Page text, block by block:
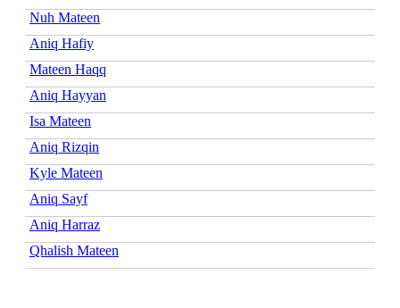
Nuh Mateen
Aniq Hafiy
Mateen Haqq
Aniq Hayyan
Isa Mateen
Aniq Rizqin
Kyle Mateen
Aniq Sayf
Aniq Harraz
Qhalish Mateen